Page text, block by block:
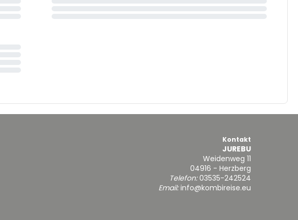
Kontakt
JUREBU
Weidenweg 11
04916 - Herzberg
Telefon:03535-242524
Email:info@kombireise.eu